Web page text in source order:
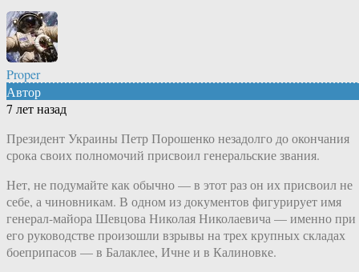
Proper
Автор
7 лет назад
Президент Украины Петр Порошенко незадолго до окончания
срока своих полномочий присвоил генеральские звания.
Нет, не подумайте как обычно — в этот раз он их присвоил не
себе, а чиновникам. В одном из документов фигурирует имя
генерал-майора Шевцова Николая Николаевича — именно при
его руководстве произошли взрывы на трех крупных складах
боеприпасов — в Балаклее, Ичне и в Калиновке.